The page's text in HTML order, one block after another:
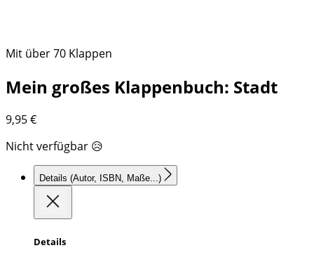
Mit über 70 Klappen
Mein großes Klappenbuch: Stadt
9,95€
Nicht verfügbar 😥
Details (Autor, ISBN, Maße...)
Details